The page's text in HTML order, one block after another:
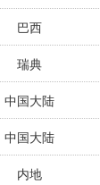
巴西
瑞典
中国大陆
中国大陆
内地